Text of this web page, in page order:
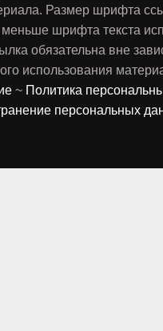
Размер шрифта
шрифта текста
обязательна вне
использования
~ Политика
персональных